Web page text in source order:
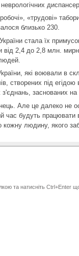
«трудові»
близько 230.
стала їх
від 2,4 до 2,8 млн.
які воювали в
створених під
з'єднань, заснованих
Але це далеко не
будуть працювати
кожну людину, якого
та натисніть Ctrl+Enter